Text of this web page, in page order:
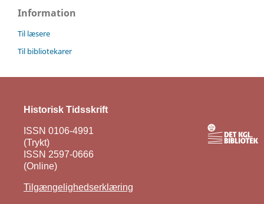
Information
Til læsere
Til bibliotekarer
Historisk Tidsskrift
ISSN 0106-4991
(Trykt)
ISSN 2597-0666
(Online)
Tilgængelighedserklæring